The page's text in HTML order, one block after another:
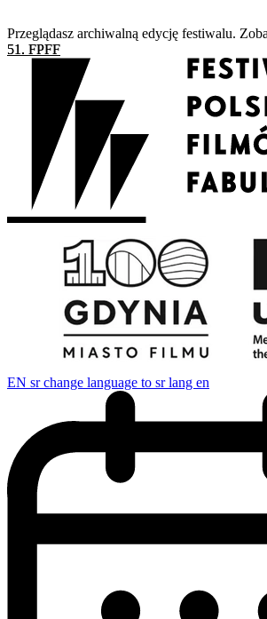
Przeglądasz archiwalną edycję festiwalu.
51. FPFF
EN sr change language to sr lang en